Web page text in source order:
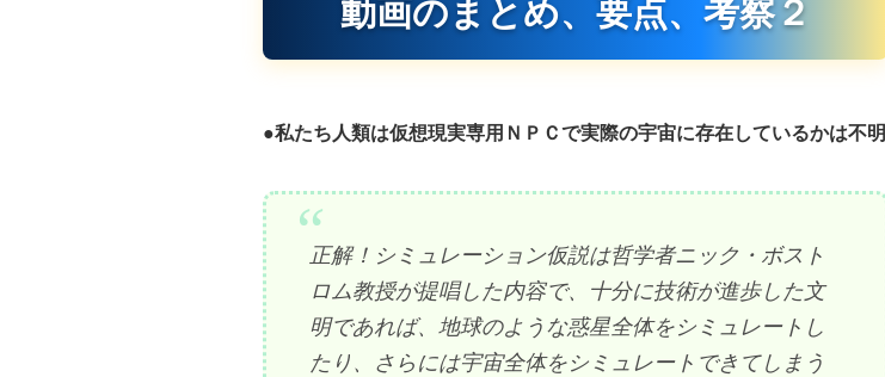
動画のまとめ、要点、考察２
●私たち人類は仮想現実専用ＮＰＣで実際の宇宙に存在しているかは不明
正解！シミュレーション仮説は哲学者ニック・ボスト
ロム教授が提唱した内容で、十分に技術が進歩した文
明であれば、地球のような惑星全体をシミュレートし
たり、さらには宇宙全体をシミュレートできてしまう